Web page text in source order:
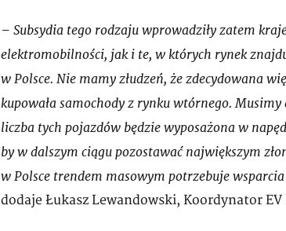
– Subsydia tego rodzaju wprowadziły zatem
elektromobilności, jak i te, w których rynek
w Polsce. Nie mamy złudzeń, że zdecydowana
kupowała samochody z rynku wtórnego.
liczba tych pojazdów będzie wyposażona w
by w dalszym ciągu pozostawać największym
w Polsce trendem masowym potrzebuje
dodaje Łukasz Lewandowski, Koordynator EV